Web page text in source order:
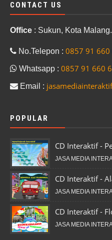
CONTACT US
Office : Sukun, Kota Malang.
No.Telepon : 0857 91 660
Whatsapp : 0857 91 660
Email :
POPULAR
CD Interaktif -
JASA MEDIA
CD Interaktif -
JASA MEDIA
CD Interaktif -
JASA MEDIA